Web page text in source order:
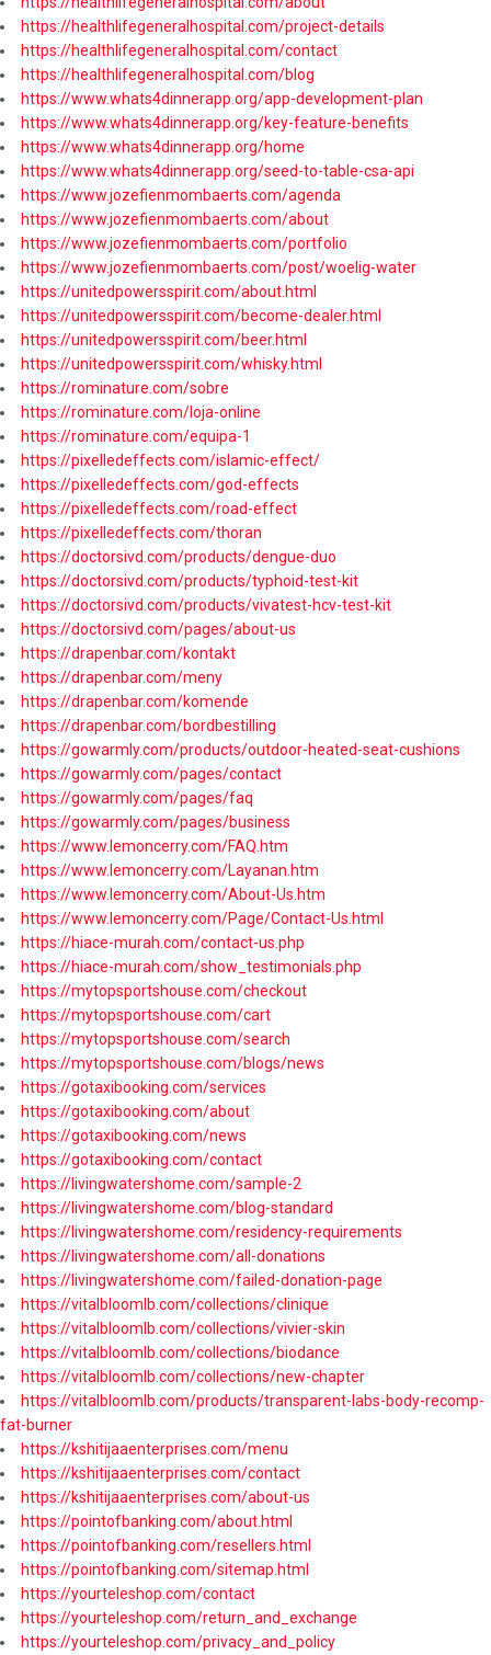
https://healthlifegeneralhospital.com/project-details
https://healthlifegeneralhospital.com/contact
https://healthlifegeneralhospital.com/blog
https://www.whats4dinnerapp.org/app-development-plan
https://www.whats4dinnerapp.org/key-feature-benefits
https://www.whats4dinnerapp.org/home
https://www.whats4dinnerapp.org/seed-to-table-csa-api
https://www.jozefienmombaerts.com/agenda
https://www.jozefienmombaerts.com/about
https://www.jozefienmombaerts.com/portfolio
https://www.jozefienmombaerts.com/post/woelig-water
https://unitedpowersspirit.com/about.html
https://unitedpowersspirit.com/become-dealer.html
https://unitedpowersspirit.com/beer.html
https://unitedpowersspirit.com/whisky.html
https://rominature.com/sobre
https://rominature.com/loja-online
https://rominature.com/equipa-1
https://pixelledeffects.com/islamic-effect/
https://pixelledeffects.com/god-effects
https://pixelledeffects.com/road-effect
https://pixelledeffects.com/thoran
https://doctorsivd.com/products/dengue-duo
https://doctorsivd.com/products/typhoid-test-kit
https://doctorsivd.com/products/vivatest-hcv-test-kit
https://doctorsivd.com/pages/about-us
https://drapenbar.com/kontakt
https://drapenbar.com/meny
https://drapenbar.com/komende
https://drapenbar.com/bordbestilling
https://gowarmly.com/products/outdoor-heated-seat-cushions
https://gowarmly.com/pages/contact
https://gowarmly.com/pages/faq
https://gowarmly.com/pages/business
https://www.lemoncerry.com/FAQ.htm
https://www.lemoncerry.com/Layanan.htm
https://www.lemoncerry.com/About-Us.htm
https://www.lemoncerry.com/Page/Contact-Us.html
https://hiace-murah.com/contact-us.php
https://hiace-murah.com/show_testimonials.php
https://mytopsportshouse.com/checkout
https://mytopsportshouse.com/cart
https://mytopsportshouse.com/search
https://mytopsportshouse.com/blogs/news
https://gotaxibooking.com/services
https://gotaxibooking.com/about
https://gotaxibooking.com/news
https://gotaxibooking.com/contact
https://livingwatershome.com/sample-2
https://livingwatershome.com/blog-standard
https://livingwatershome.com/residency-requirements
https://livingwatershome.com/all-donations
https://livingwatershome.com/failed-donation-page
https://vitalbloomlb.com/collections/clinique
https://vitalbloomlb.com/collections/vivier-skin
https://vitalbloomlb.com/collections/biodance
https://vitalbloomlb.com/collections/new-chapter
https://vitalbloomlb.com/products/transparent-labs-body-recomp-
fat-burner
https://kshitijaaenterprises.com/menu
https://kshitijaaenterprises.com/contact
https://kshitijaaenterprises.com/about-us
https://pointofbanking.com/about.html
https://pointofbanking.com/resellers.html
https://pointofbanking.com/sitemap.html
https://yourteleshop.com/contact
https://yourteleshop.com/return_and_exchange
https://yourteleshop.com/privacy_and_policy